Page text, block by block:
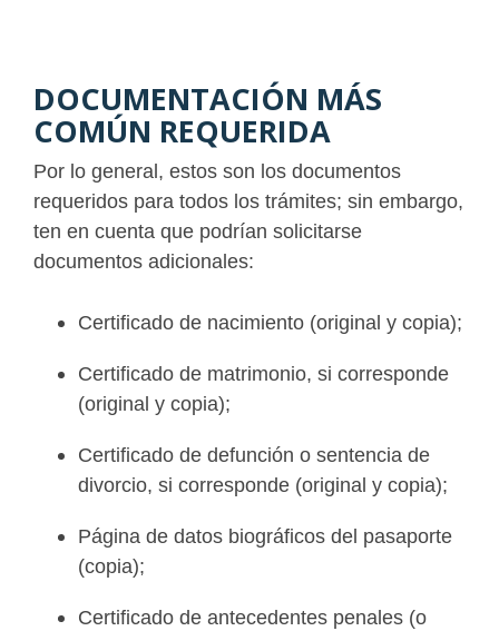
DOCUMENTACIÓN MÁS
COMÚN REQUERIDA
Por lo general, estos son los documentos
requeridos para todos los trámites; sin embargo,
ten en cuenta que podrían solicitarse
documentos adicionales:
Certificado de nacimiento (original y copia);
Certificado de matrimonio, si corresponde
(original y copia);
Certificado de defunción o sentencia de
divorcio, si corresponde (original y copia);
Página de datos biográficos del pasaporte
(copia);
Certificado de antecedentes penales (o